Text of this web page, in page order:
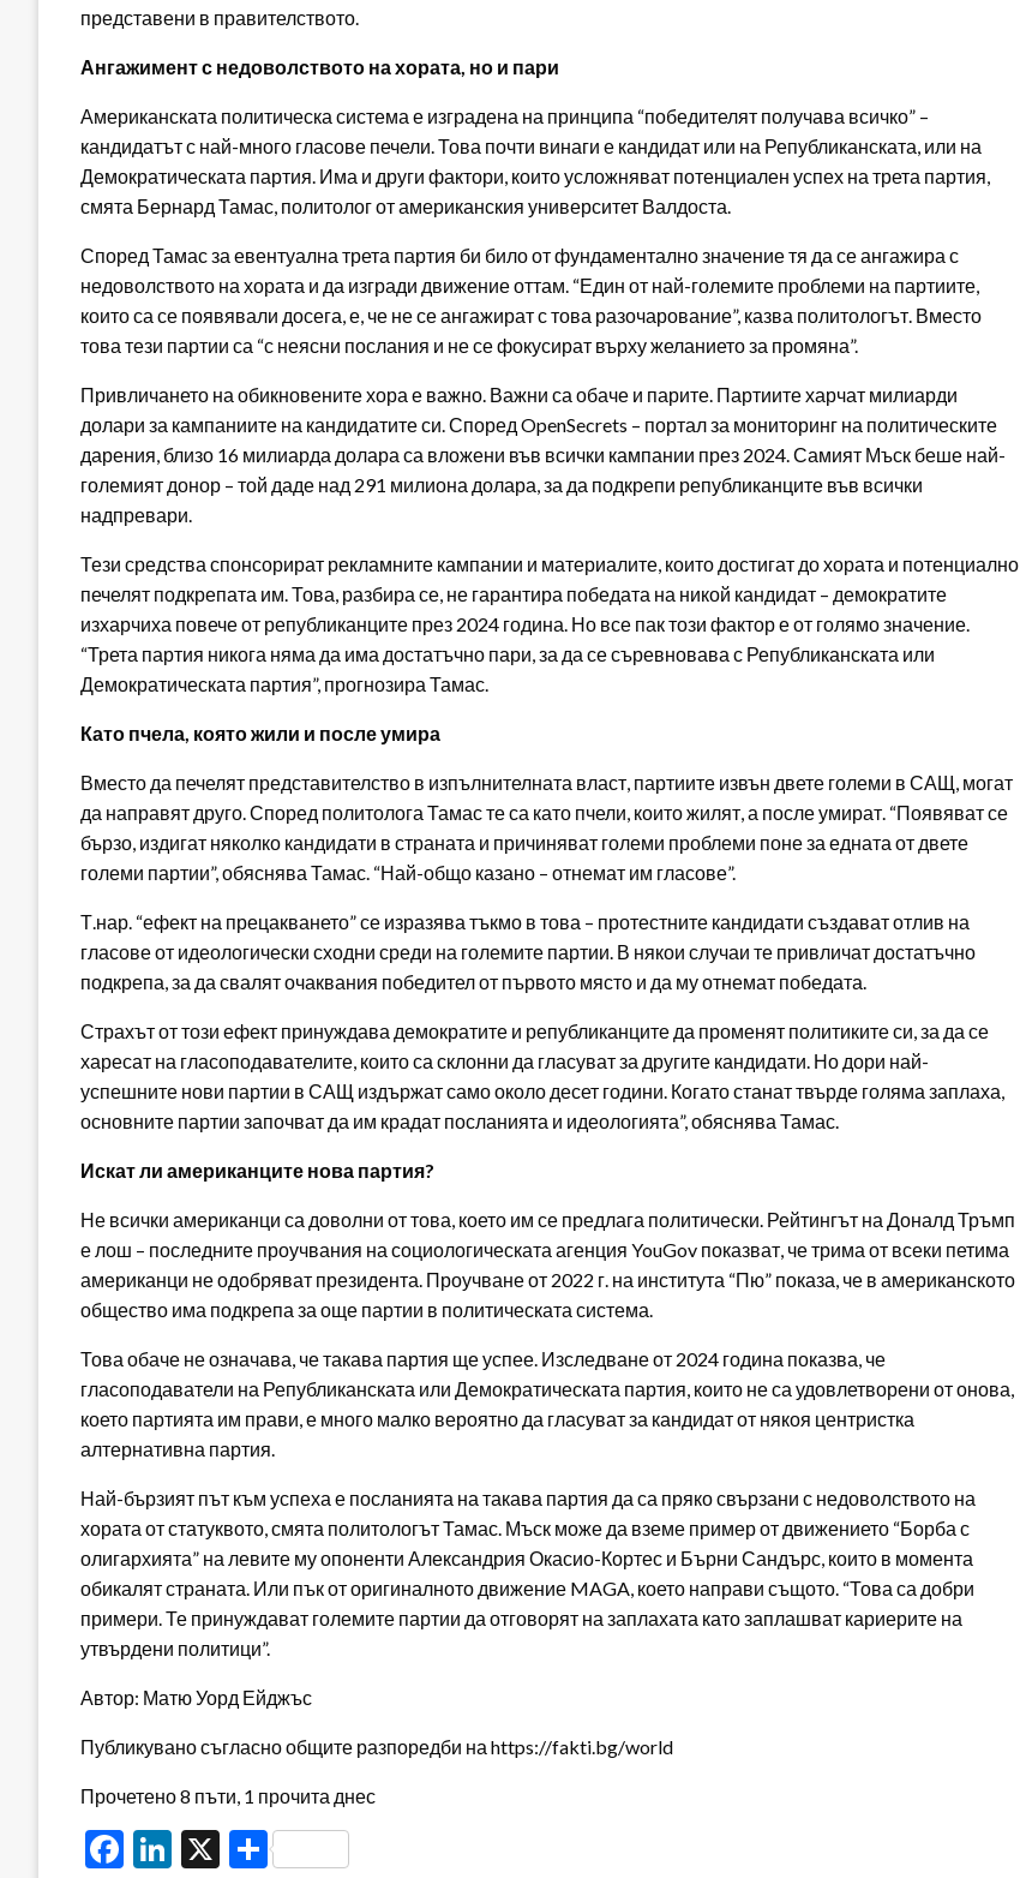
представени в правителството.
Ангажимент с недоволството на хората, но и пари
Американската политическа система е изградена на принципа “победителят получава всичко” –
кандидатът с най-много гласове печели. Това почти винаги е кандидат или на Републиканската, или на
Демократическата партия. Има и други фактори, които усложняват потенциален успех на трета партия,
смята Бернард Тамас, политолог от американския университет Валдоста.
Според Тамас за евентуална трета партия би било от фундаментално значение тя да се ангажира с
недоволството на хората и да изгради движение оттам. “Един от най-големите проблеми на партиите,
които са се появявали досега, е, че не се ангажират с това разочарование”, казва политологът. Вместо
това тези партии са “с неясни послания и не се фокусират върху желанието за промяна”.
Привличането на обикновените хора е важно. Важни са обаче и парите. Партиите харчат милиарди
долари за кампаниите на кандидатите си. Според OpenSecrets – портал за мониторинг на политическите
дарения, близо 16 милиарда долара са вложени във всички кампании през 2024. Самият Мъск беше най-
големият донор – той даде над 291 милиона долара, за да подкрепи републиканците във всички
надпревари.
Тези средства спонсорират рекламните кампании и материалите, които достигат до хората и потенциално
печелят подкрепата им. Това, разбира се, не гарантира победата на никой кандидат – демократите
изхарчиха повече от републиканците през 2024 година. Но все пак този фактор е от голямо значение.
“Трета партия никога няма да има достатъчно пари, за да се съревновава с Републиканската или
Демократическата партия”, прогнозира Тамас.
Като пчела, която жили и после умира
Вместо да печелят представителство в изпълнителната власт, партиите извън двете големи в САЩ, могат
да направят друго. Според политолога Тамас те са като пчели, които жилят, а после умират. “Появяват се
бързо, издигат няколко кандидати в страната и причиняват големи проблеми поне за едната от двете
големи партии”, обяснява Тамас. “Най-общо казано – отнемат им гласове”.
Т.нар. “ефект на прецакването” се изразява тъкмо в това – протестните кандидати създават отлив на
гласове от идеологически сходни среди на големите партии. В някои случаи те привличат достатъчно
подкрепа, за да свалят очаквания победител от първото място и да му отнемат победата.
Страхът от този ефект принуждава демократите и републиканците да променят политиките си, за да се
харесат на гласоподавателите, които са склонни да гласуват за другите кандидати. Но дори най-
успешните нови партии в САЩ издържат само около десет години. Когато станат твърде голяма заплаха,
основните партии започват да им крадат посланията и идеологията”, обяснява Тамас.
Искат ли американците нова партия?
Не всички американци са доволни от това, което им се предлага политически. Рейтингът на Доналд Тръмп
е лош – последните проучвания на социологическата агенция YouGov показват, че трима от всеки петима
американци не одобряват президента. Проучване от 2022 г. на института “Пю” показа, че в американското
общество има подкрепа за още партии в политическата система.
Това обаче не означава, че такава партия ще успее. Изследване от 2024 година показва, че
гласоподаватели на Републиканската или Демократическата партия, които не са удовлетворени от онова,
което партията им прави, е много малко вероятно да гласуват за кандидат от някоя центристка
алтернативна партия.
Най-бързият път към успеха е посланията на такава партия да са пряко свързани с недоволството на
хората от статуквото, смята политологът Тамас. Мъск може да вземе пример от движението “Борба с
олигархията” на левите му опоненти Александрия Окасио-Кортес и Бърни Сандърс, които в момента
обикалят страната. Или пък от оригиналното движение MAGA, което направи същото. “Това са добри
примери. Те принуждават големите партии да отговорят на заплахата като заплашват кариерите на
утвърдени политици”.
Автор: Матю Уорд Ейджъс
Публикувано съгласно общите разпоредби на https://fakti.bg/world
Прочетено 8 пъти, 1 прочита днес
Facebook
LinkedIn
X Share